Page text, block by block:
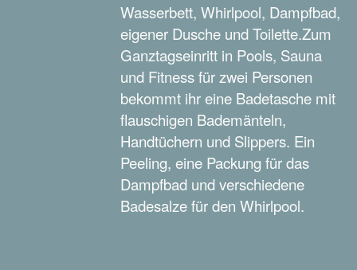
Wasserbett, Whirlpool, Dampfbad,
eigener Dusche und Toilette.Zum
Ganztagseinritt in Pools, Sauna
und Fitness für zwei Personen
bekommt ihr eine Badetasche mit
flauschigen Bademänteln,
Handtüchern und Slippers. Ein
Peeling, eine Packung für das
Dampfbad und verschiedene
Badesalze für den Whirlpool.